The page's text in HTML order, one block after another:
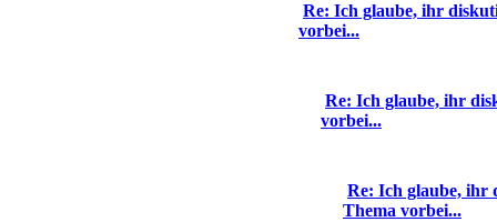
Re: Ich glaube, ihr
vorbei...
Re: Ich glaube, ihr
vorbei...
Re: Ich glaube, ihr
Thema vorbei...